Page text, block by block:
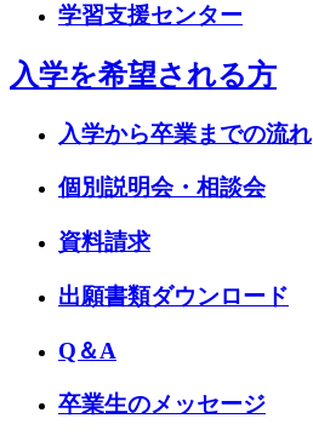
学習支援センター
入学を希望される方
入学から卒業までの流れ
個別説明会・相談会
資料請求
出願書類ダウンロード
Q＆A
卒業生のメッセージ